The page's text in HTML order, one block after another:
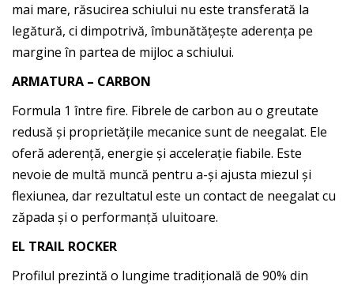
mai mare, răsucirea schiului nu este transferată la
legătură, ci dimpotrivă, îmbunătățește aderența pe
margine în partea de mijloc a schiului.
ARMATURA – CARBON
Formula 1 între fire. Fibrele de carbon au o greutate
redusă și proprietățile mecanice sunt de neegalat. Ele
oferă aderență, energie și accelerație fiabile. Este
nevoie de multă muncă pentru a-și ajusta miezul și
flexiunea, dar rezultatul este un contact de neegalat cu
zăpada și o performanță uluitoare.
EL TRAIL ROCKER
Profilul prezintă o lungime tradițională de 90% din